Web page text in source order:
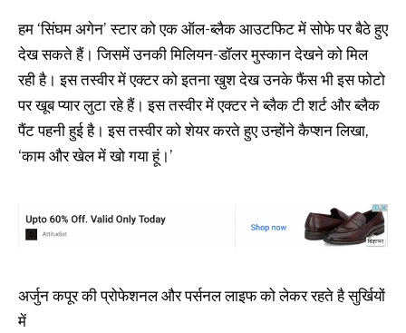
हम ‘सिंघम अगेन’ स्टार को एक ऑल-ब्लैक आउटफिट में सोफे पर बैठे हुए
देख सकते हैं। जिसमें उनकी मिलियन-डॉलर मुस्कान देखने को मिल
रही है। इस तस्वीर में एक्टर को इतना खुश देख उनके फैंस भी इस फोटो
पर खूब प्यार लुटा रहे हैं। इस तस्वीर में एक्टर ने ब्लैक टी शर्ट और ब्लैक
पैंट पहनी हुई है। इस तस्वीर को शेयर करते हुए उन्होंने कैप्शन लिखा,
‘काम और खेल में खो गया हूं।’
अर्जुन कपूर की प्रोफेशनल और पर्सनल लाइफ को लेकर रहते है सुर्खियों
में